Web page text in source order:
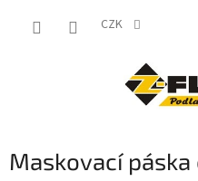
CZK
Maskovací páska